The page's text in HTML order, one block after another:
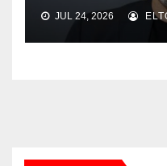
JUL 24, 2026